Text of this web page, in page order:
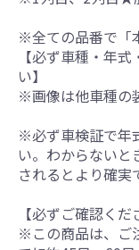
※全ての品番で「
【必ず車種・年
い】
※画像は他車種の
※必ず車検証で年
い。わからないと
されるとより確実
【必ずご確認くだ
※この商品は、ご